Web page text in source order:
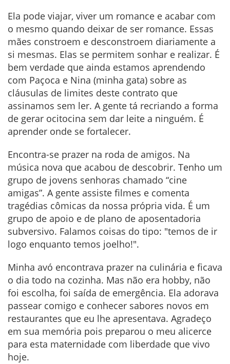
Ela pode viajar, viver um romance e acabar com
o mesmo quando deixar de ser romance. Essas
mães constroem e desconstroem diariamente a
si mesmas. Elas se permitem sonhar e realizar. É
bem verdade que ainda estamos aprendendo
com Paçoca e Nina (minha gata) sobre as
cláusulas de limites deste contrato que
assinamos sem ler. A gente tá recriando a forma
de gerar ocitocina sem dar leite a ninguém. É
aprender onde se fortalecer.
Encontra-se prazer na roda de amigos. Na
música nova que acabou de descobrir. Tenho um
grupo de jovens senhoras chamado “cine
amigas”. A gente assiste filmes e comenta
tragédias cômicas da nossa própria vida. É um
grupo de apoio e de plano de aposentadoria
subversivo. Falamos coisas do tipo: "temos de ir
logo enquanto temos joelho!".
Minha avó encontrava prazer na culinária e ficava
o dia todo na cozinha. Mas não era hobby, não
foi escolha, foi saída de emergência. Ela adorava
passear comigo e conhecer sabores novos em
restaurantes que eu lhe apresentava. Agradeço
em sua memória pois preparou o meu alicerce
para esta maternidade com liberdade que vivo
hoje.